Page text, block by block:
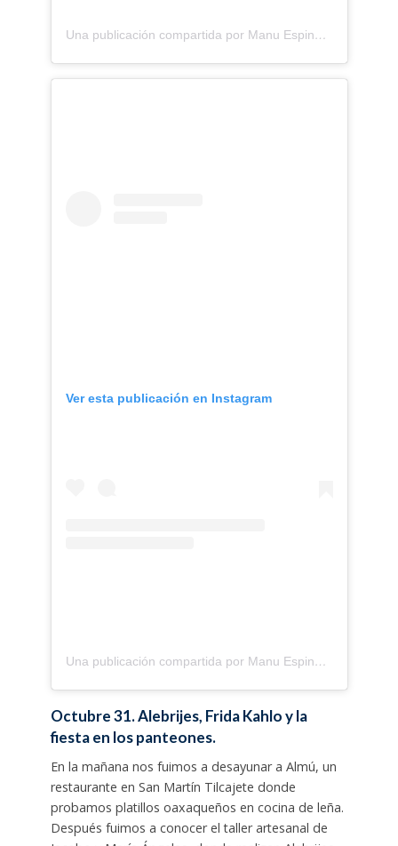
Una publicación compartida por Manu Espinosa Nevraumont (@manumanuti)
Ver esta publicación en Instagram
Una publicación compartida por Manu Espinosa Nevraumont (@manumanuti)
Octubre 31. Alebrijes, Frida Kahlo y la
fiesta en los panteones.
En la mañana nos fuimos a desayunar a Almú, un
restaurante en San Martín Tilcajete donde
probamos platillos oaxaqueños en cocina de leña.
Después fuimos a conocer el taller artesanal de